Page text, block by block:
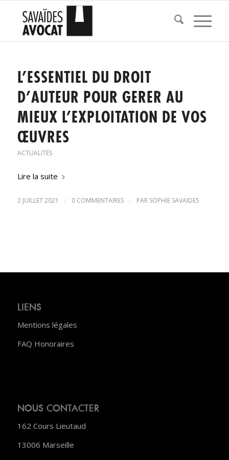
L’ESSENTIEL DU DROIT
D’AUTEUR POUR GERER AU
MIEUX L’EXPLOITATION DE VOS
ŒUVRES
ACTUALITÉS
Lire la suite
2 JUILLET 2021 / 0 COMMENTAIRES / PAR SOPHIE SAVAIDES
LIENS
Mentions légales
FAQ Honoraires
NOUS CONTACTER
162 Cours Lieutaud
13006 Marseille